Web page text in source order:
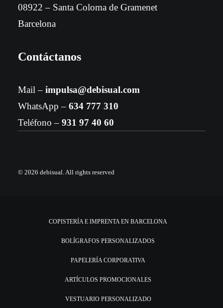
08922 – Santa Coloma de Gramenet
Barcelona
Contáctanos
Mail – impulsa@debisual.com
WhatsApp – 634 777 310
Teléfono – 931 97 40 60
© 2026 debisual.All rights reserved
COPISTERÍA E IMPRENTA EN BARCELONA
BOLÍGRAFOS PERSONALIZADOS
PAPELERÍA CORPORATIVA
ARTÍCULOS PROMOCIONALES
VESTUARIO PERSONALIZADO